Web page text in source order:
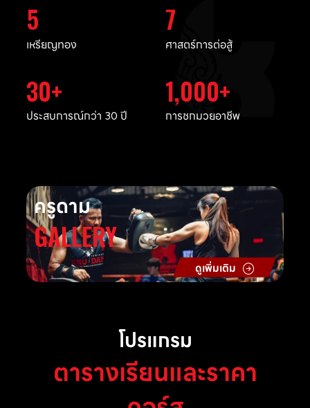
5
เหรียญทอง
7
ศาสตร์การต่อสู้
30
ประสบการณ์กว่า 30 ปี
1,000
การชกมวยอาชีพ
ครูดาม
GALLERY
ดูเพิ่มเติม
โปรแกรม
ตารางเรียนและราคา